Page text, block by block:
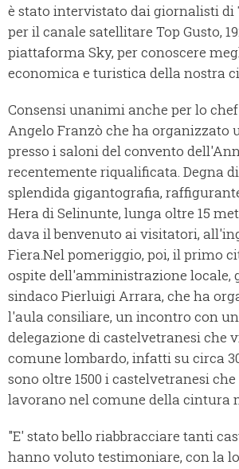
è stato intervistato dai giornalisti di
per il canale satellitare Top Gusto,
piattaforma Sky, per conoscere
economica e turistica della nostra
Consensi unanimi anche per lo
Angelo Franzò che ha organizzato
presso i saloni del convento
recentemente riqualificata. Degna
splendida gigantografia,
Hera di Selinunte, lunga oltre 15
dava il benvenuto ai visitatori,
Fiera.Nel pomeriggio, poi, il primo
ospite dell'amministrazione locale,
sindaco Pierluigi Arrara, che ha
l'aula consiliare, un incontro con
delegazione di castelvetranesi che
comune lombardo, infatti su circa
sono oltre 1500 i castelvetranesi
lavorano nel comune della cintura
"E' stato bello riabbracciare tanti
hanno voluto testimoniare, con la